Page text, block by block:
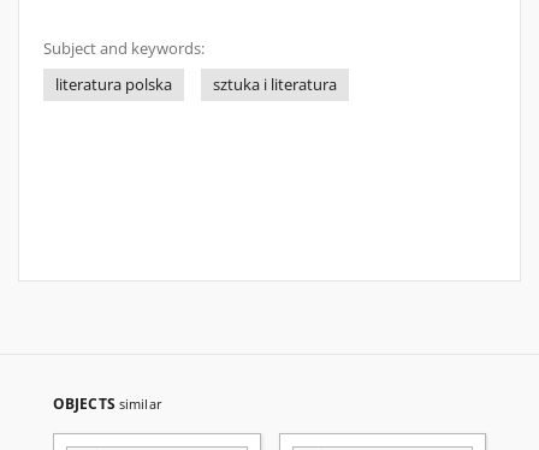
Subject and keywords:
literatura polska
sztuka i literatura
OBJECTS similar